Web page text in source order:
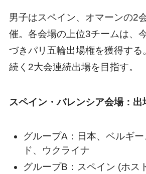
男子はスペイン、オマーンの2
催。各会場の上位3チームは、
づきパリ五輪出場権を獲得する
続く2大会連続出場を目指す。
スペイン・バレンシア会場：出
グループA：日本、ベルギ
ド、ウクライナ
グループB：スペイン (ホス